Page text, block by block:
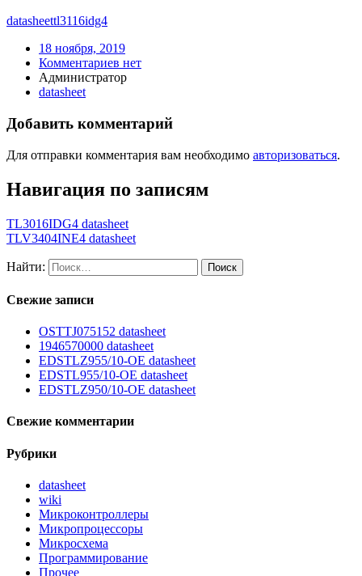
datasheettl3116idg4
18 ноября, 2019
Комментариев нет
Администратор
datasheet
Добавить комментарий
Для отправки комментария вам необходимо авторизоваться.
Навигация по записям
TL3016IDG4 datasheet
TLV3404INE4 datasheet
Найти:
Свежие записи
OSTTJ075152 datasheet
1946570000 datasheet
EDSTLZ955/10-OE datasheet
EDSTL955/10-OE datasheet
EDSTLZ950/10-OE datasheet
Свежие комментарии
Рубрики
datasheet
wiki
Микроконтроллеры
Микропроцессоры
Микросхема
Программирование
Прочее